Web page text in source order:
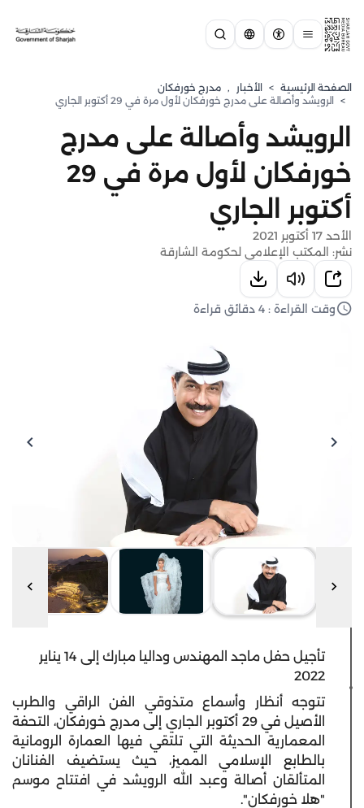
الصفحة الرئيسية > الأخبار , مدرج خورفكان
>
الرويشد وأصالة على مدرج خورفكان لأول مرة في 29 أكتوبر الجاري
الرويشد وأصالة على مدرج
خورفكان لأول مرة في 29
أكتوبر الجاري
الأحد 17 أكتوبر 2021
نشر: المكتب الإعلامي لحكومة الشارقة
وقت القراءة : 4 دقائق قراءة
تأجيل حفل ماجد المهندس وداليا مبارك إلى 14 يناير
2022
تتوجه أنظار وأسماع متذوقي الفن الراقي والطرب
الأصيل في 29 أكتوبر الجاري إلى مدرج خورفكان، التحفة
المعمارية الحديثة التي تلتقي فيها العمارة الرومانية
بالطابع الإسلامي المميز، حيث يستضيف الفنانان
المتألقان أصالة وعبد الله الرويشد في افتتاح موسم
"هلا خورفكان".